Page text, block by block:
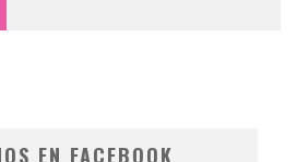
EN FACEBOOK